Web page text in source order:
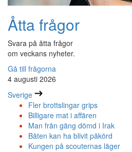
Åtta frågor
Svara på åtta frågor
om veckans nyheter.
Gå till frågorna
4 augusti 2026
Sverige
Fler brottslingar grips
Billigare mat i affären
Man från gäng dömd i Irak
Båten kan ha blivit påkörd
Kungen på scouternas läger